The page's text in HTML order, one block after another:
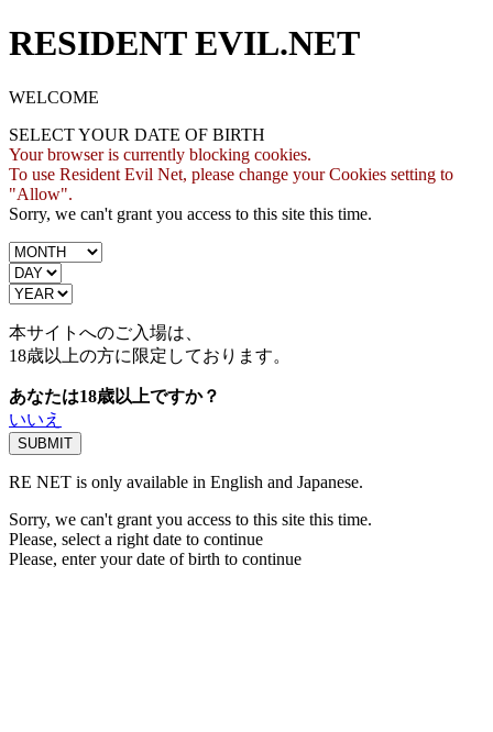
RESIDENT EVIL.NET
WELCOME
SELECT YOUR DATE OF BIRTH
Your browser is currently blocking cookies.
To use Resident Evil Net, please change your Cookies setting to
"Allow".
Sorry, we can't grant you access to this site this time.
本サイトへのご入場は、
18歳以上の方に限定しております。
あなたは18歳以上ですか？
いいえ
RE NET is only available in English and Japanese.
Sorry, we can't grant you access to this site this time.
Please, select a right date to continue
Please, enter your date of birth to continue